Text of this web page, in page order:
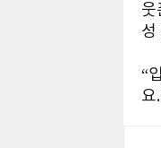
웃
성
“
요